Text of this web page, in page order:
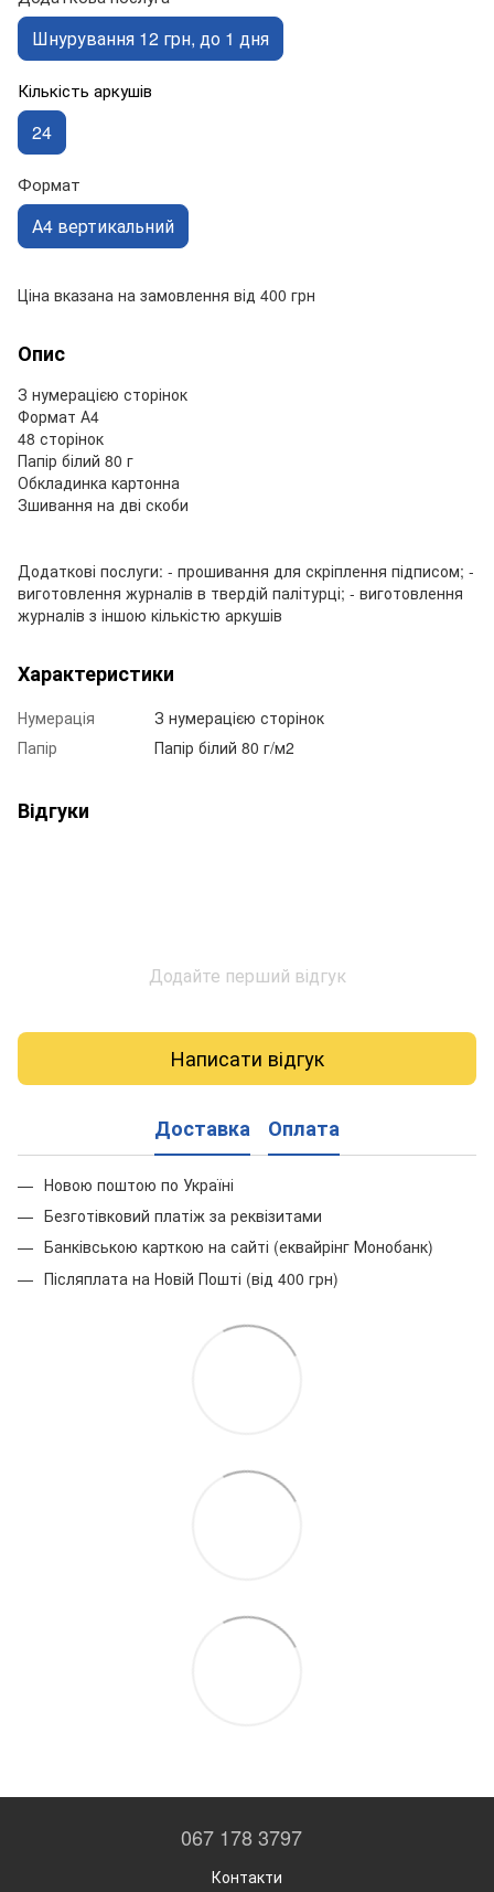
Шнурування 12 грн, до 1 дня
Кількість аркушів
24
Формат
А4 вертикальний
Ціна вказана на замовлення від 400 грн
Опис
З нумерацією сторінок
Формат А4
48 сторінок
Папір білий 80 г
Обкладинка картонна
Зшивання на дві скоби
Додаткові послуги: - прошивання для скріплення підписом; -
виготовлення журналів в твердій палітурці; - виготовлення
журналів з іншою кількістю аркушів
Характеристики
Нумерація
З нумерацією сторінок
Папір
Папір білий 80 г/м2
Відгуки
Додайте перший відгук
Написати відгук
Доставка Оплата
Новою поштою по Україні
Безготівковий платіж за реквізитами
Банківською карткою на сайті (еквайрінг Монобанк)
Післяплата на Новій Пошті (від 400 грн)
067 178 3797
Контакти